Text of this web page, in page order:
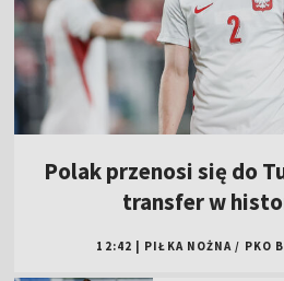
Polak przenosi się do
transfer w
12:42 PIŁKA NOŻNA / PKO